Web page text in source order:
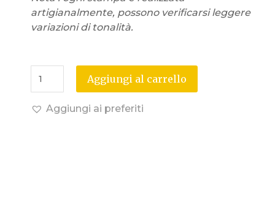
artigianalmente, possono verificarsi leggere
variazioni di tonalità.
Aggiungi al carrello
Aggiungi ai preferiti